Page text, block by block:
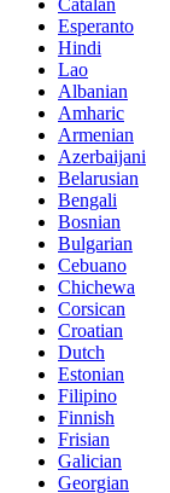
Catalan
Esperanto
Hindi
Lao
Albanian
Amharic
Armenian
Azerbaijani
Belarusian
Bengali
Bosnian
Bulgarian
Cebuano
Chichewa
Corsican
Croatian
Dutch
Estonian
Filipino
Finnish
Frisian
Galician
Georgian